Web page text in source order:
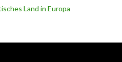
Land in Europa